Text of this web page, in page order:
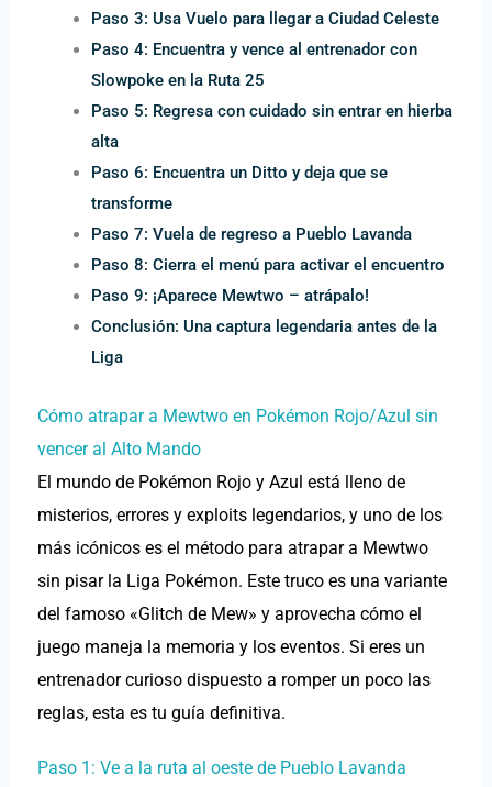
Paso 3: Usa Vuelo para llegar a Ciudad Celeste
Paso 4: Encuentra y vence al entrenador con
Slowpoke en la Ruta 25
Paso 5: Regresa con cuidado sin entrar en hierba
alta
Paso 6: Encuentra un Ditto y deja que se
transforme
Paso 7: Vuela de regreso a Pueblo Lavanda
Paso 8: Cierra el menú para activar el encuentro
Paso 9: ¡Aparece Mewtwo – atrápalo!
Conclusión: Una captura legendaria antes de la
Liga
Cómo atrapar a Mewtwo en Pokémon Rojo/Azul sin
vencer al Alto Mando
El mundo de Pokémon Rojo y Azul está lleno de
misterios, errores y exploits legendarios, y uno de los
más icónicos es el método para atrapar a Mewtwo
sin pisar la Liga Pokémon. Este truco es una variante
del famoso «Glitch de Mew» y aprovecha cómo el
juego maneja la memoria y los eventos. Si eres un
entrenador curioso dispuesto a romper un poco las
reglas, esta es tu guía definitiva.
Paso 1: Ve a la ruta al oeste de Pueblo Lavanda